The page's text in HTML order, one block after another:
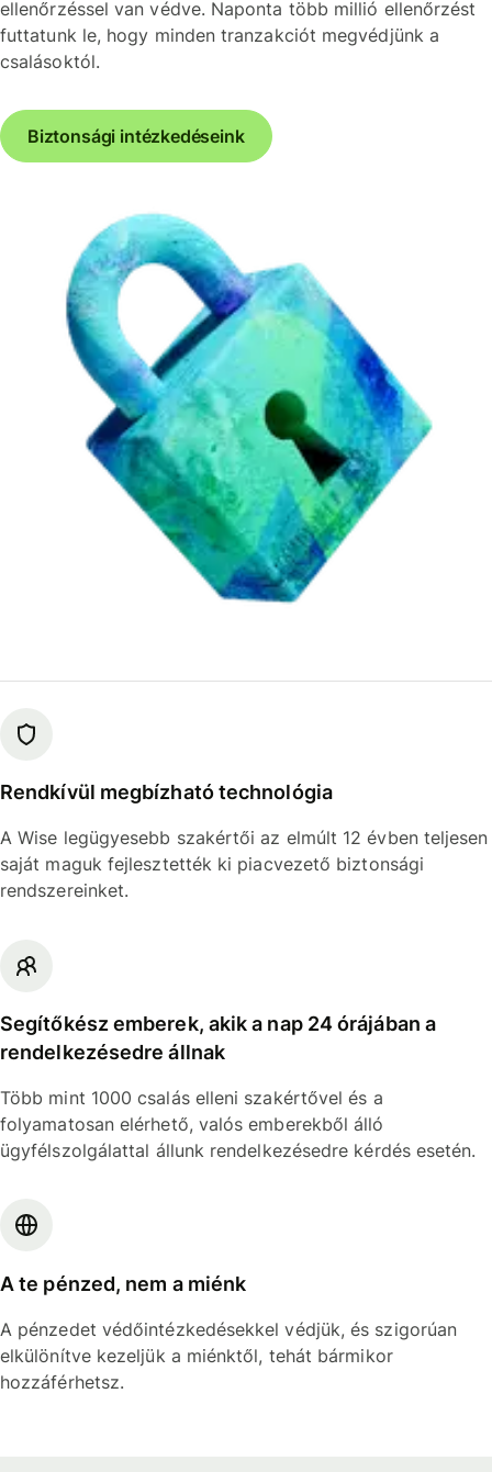
ellenőrzéssel van védve. Naponta több millió ellenőrzést
futtatunk le, hogy minden tranzakciót megvédjünk a
csalásoktól.
Biztonsági intézkedéseink
Rendkívül megbízható technológia
A Wise legügyesebb szakértői az elmúlt 12 évben teljesen
saját maguk fejlesztették ki piacvezető biztonsági
rendszereinket.
Segítőkész emberek, akik a nap 24 órájában a
rendelkezésedre állnak
Több mint 1000 csalás elleni szakértővel és a
folyamatosan elérhető, valós emberekből álló
ügyfélszolgálattal állunk rendelkezésedre kérdés esetén.
A te pénzed, nem a miénk
A pénzedet védőintézkedésekkel védjük, és szigorúan
elkülönítve kezeljük a miénktől, tehát bármikor
hozzáférhetsz.